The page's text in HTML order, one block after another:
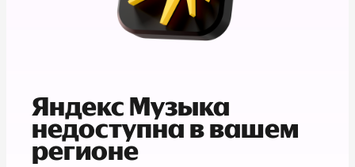
Яндекс Музыка
недоступна в вашем
регионе